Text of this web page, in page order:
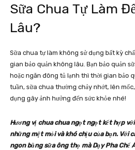
Sữa Chua Tự Làm
Lâu?
Sữa chua tự làm không sử dụng bất kỳ
gian bảo quản không lâu. Bạn bảo quản
hoặc ngăn đông tủ lạnh thì thời gian bảo
tuần, sữa chua thường chảy nhớt, lên
dụng gây ảnh hưởng đến sức khỏe nhé!
Hương vị chua chua ngọt ngọt kết hợp
những mệt mỏi và khó chịu của bạn. Với
ngon bằng sữa ông thọ mà Dạy Pha Chế